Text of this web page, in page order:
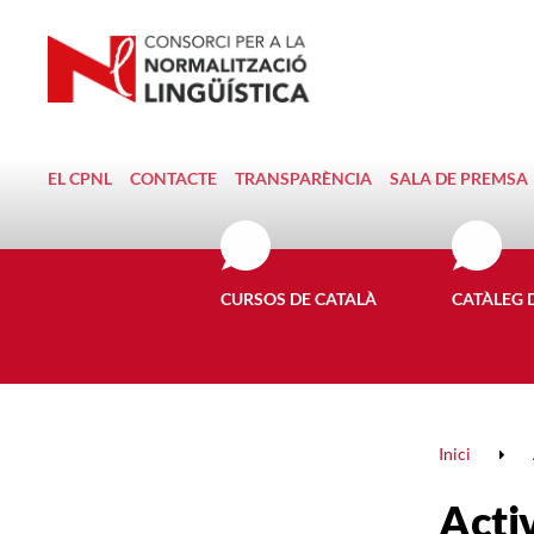
EL CPNL CONTACTE TRANSPARÈNCIA SALA DE PREMSA
CURSOS DE CATALÀ CATÀLEG
Inici